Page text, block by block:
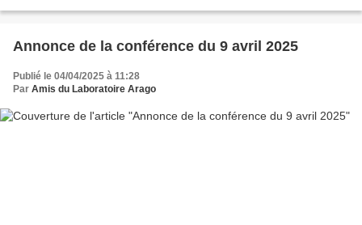
Annonce de la conférence du 9 avril 2025
Publié le 04/04/2025 à 11:28
Par Amis du Laboratoire Arago